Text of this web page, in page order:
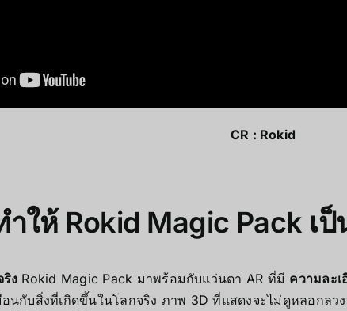
CR : Rokid
ให้ Rokid Magic Pack เป็
ง Rokid Magic Pack มาพร้อมกับแว่นตา AR ที่มี ความละเ
นกับสิ่งที่เกิดขึ้นในโลกจริง ภาพ 3D ที่แสดงจะไม่ดูหลอกลว